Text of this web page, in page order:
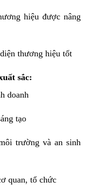
hiệu được nâng
thương hiệu tốt
sắc:
doanh
tạo
trường và an sinh
quan, tổ chức